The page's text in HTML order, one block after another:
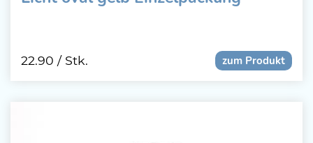
zum Produkt
22.90 / Stk.